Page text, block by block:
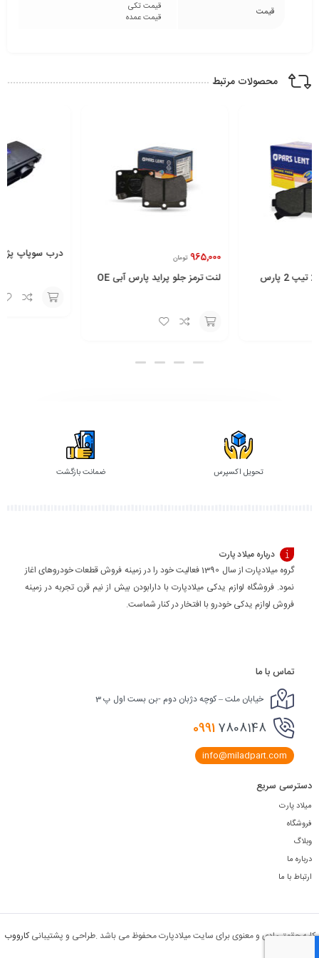
قیمت
قیمت تکی
قیمت عمده
محصولات مرتبط
لنت ترمز جلو پراید پارس آبی OE
تحویل اکسپرس ضمانت بازگشت
درباره میلاد پارت
گروه میلادپارت از سال 1390 فعالیت خود را در زمینه فروش قطعات خودروهای اغاز
نمود. فروشگاه لوازم یدکی میلادپارت با دارابودن بیش از نیم قرن تجربه در زمینه
فروش لوازم یدکی خودرو با افتخار در کنار شماست.
تماس با ما
خیابان ملت – کوچه دژبان دوم -بن بست اول پ 3
09917808148
info@miladpart.com
دسترسی سریع
میلاد پارت
فروشگاه
وبلاگ
درباره ما
ارتباط با ما
کلیه حقوق مادی و معنوی برای سایت میلادپارت محفوظ می باشد .طراحی و پشتیبانیکارووب